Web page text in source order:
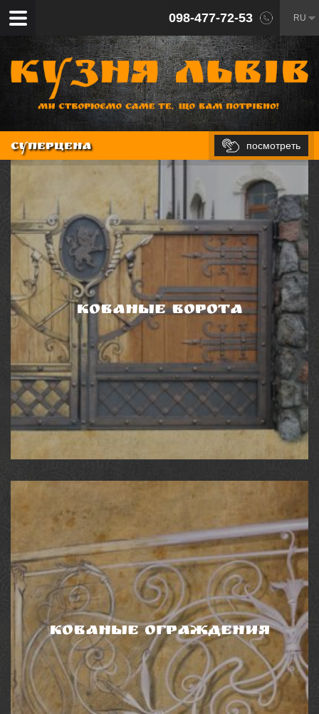
RU
098-477-72-53
СУПЕРЦЕНА посмотреть
КОВАНЫЕ ВОРОТА
Кованые металлические ворота станут
универсальным решением для ценителей уюта и
красоты и дополнят ансамбль экстерьера вашего
дома.
Кованые ворота
Кованые ограждения